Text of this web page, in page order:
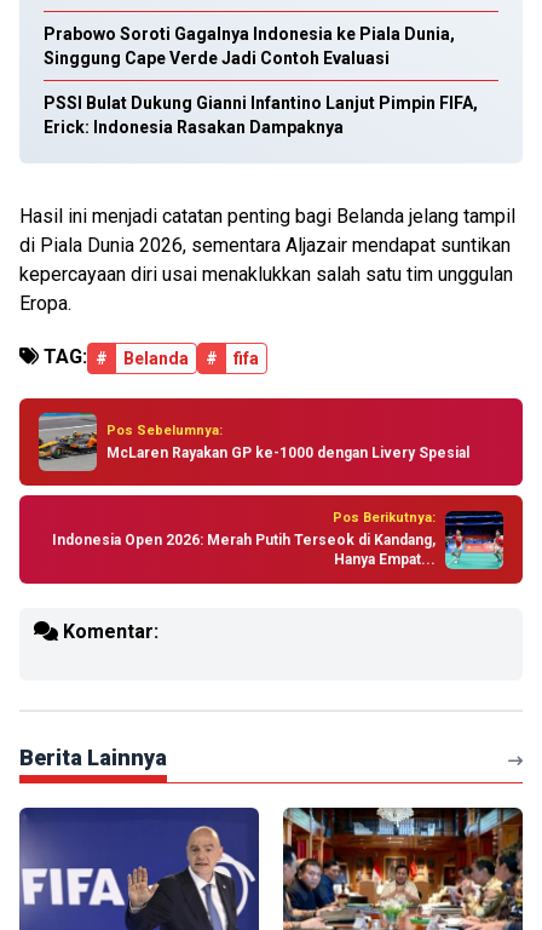
Prabowo Soroti Gagalnya Indonesia ke Piala Dunia,
Singgung Cape Verde Jadi Contoh Evaluasi
PSSI Bulat Dukung Gianni Infantino Lanjut Pimpin FIFA,
Erick: Indonesia Rasakan Dampaknya
Hasil ini menjadi catatan penting bagi Belanda jelang tampil
di Piala Dunia 2026, sementara Aljazair mendapat suntikan
kepercayaan diri usai menaklukkan salah satu tim unggulan
Eropa.
TAG: # Belanda # fifa
Pos Sebelumnya:
McLaren Rayakan GP ke-1000 dengan Livery Spesial
Pos Berikutnya:
Indonesia Open 2026: Merah Putih Terseok di Kandang,
Hanya Empat...
Komentar:
Berita Lainnya